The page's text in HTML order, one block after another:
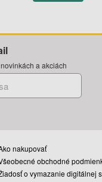
a akciách
nakupovať
obchodné
o vymazanie digitálnej